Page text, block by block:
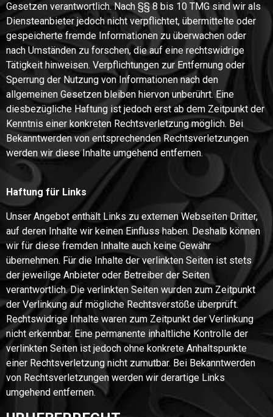
Gesetzen verantwortlich. Nach §§ 8 bis 10 TMG sind wir als
Diensteanbieter jedoch nicht verpflichtet, übermittelte oder
gespeicherte fremde Informationen zu überwachen oder
nach Umständen zu forschen, die auf eine rechtswidrige
Tätigkeit hinweisen. Verpflichtungen zur Entfernung oder
Sperrung der Nutzung von Informationen nach den
allgemeinen Gesetzen bleiben hiervon unberührt. Eine
diesbezügliche Haftung ist jedoch erst ab dem Zeitpunkt der
Kenntnis einer konkreten Rechtsverletzung möglich. Bei
Bekanntwerden von entsprechenden Rechtsverletzungen
werden wir diese Inhalte umgehend entfernen.
Haftung für Links
Unser Angebot enthält Links zu externen Webseiten Dritter,
auf deren Inhalte wir keinen Einfluss haben. Deshalb können
wir für diese fremden Inhalte auch keine Gewähr
übernehmen. Für die Inhalte der verlinkten Seiten ist stets
der jeweilige Anbieter oder Betreiber der Seiten
verantwortlich. Die verlinkten Seiten wurden zum Zeitpunkt
der Verlinkung auf mögliche Rechtsverstöße überprüft.
Rechtswidrige Inhalte waren zum Zeitpunkt der Verlinkung
nicht erkennbar. Eine permanente inhaltliche Kontrolle der
verlinkten Seiten ist jedoch ohne konkrete Anhaltspunkte
einer Rechtsverletzung nicht zumutbar. Bei Bekanntwerden
von Rechtsverletzungen werden wir derartige Links
umgehend entfernen.